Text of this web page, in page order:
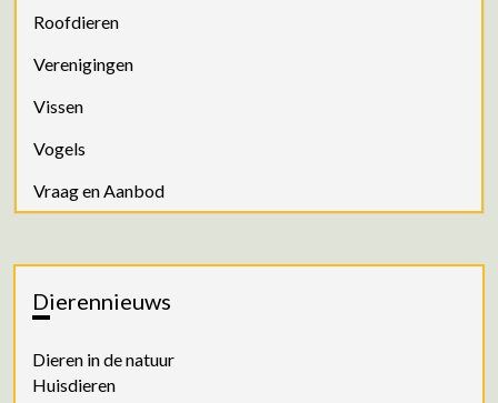
Roofdieren
Verenigingen
Vissen
Vogels
Vraag en Aanbod
Dierennieuws
Dieren in de natuur
Huisdieren